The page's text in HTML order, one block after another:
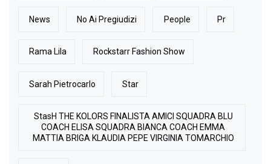
News No Ai Pregiudizi People Pr
Rama Lila Rockstarr Fashion Show
Sarah Pietrocarlo Star
StasH THE KOLORS FINALISTA AMICI SQUADRA BLU
COACH ELISA SQUADRA BIANCA COACH EMMA
MATTIA BRIGA KLAUDIA PEPE VIRGINIA TOMARCHIO